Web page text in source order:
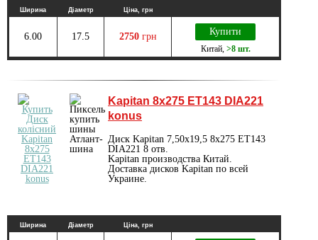
Ширина Діаметр Ціна, грн
6.00 17.5 2750 грн Купити
Китай, >8 шт.
Kapitan 8x275 ET143 DIA221
konus
Диск Kapitan 7,50х19,5 8x275 ET143
DIA221 8 отв.
Kapitan производства Китай.
Доставка дисков Kapitan по всей
Украине.
Ширина Діаметр Ціна, грн